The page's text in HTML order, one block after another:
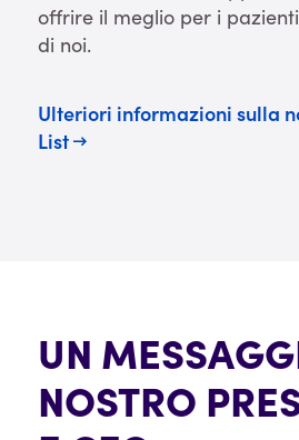
offrire il meglio per i
di noi.
Ulteriori informazioni sulla
List
UN
NOSTRO